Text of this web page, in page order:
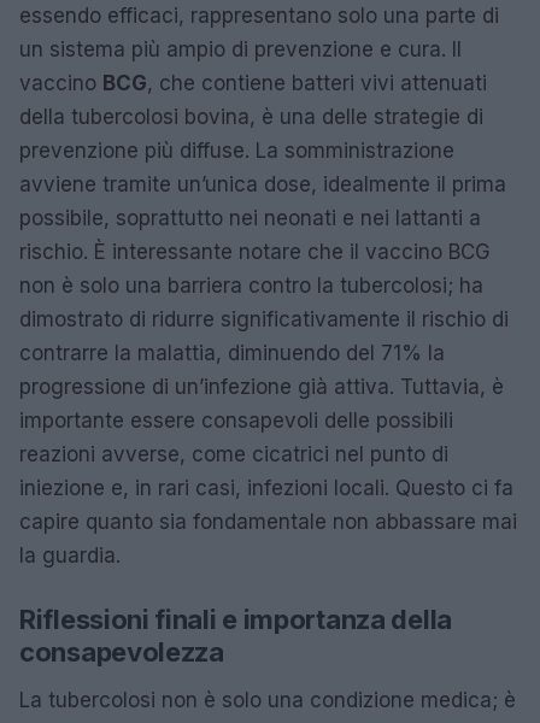
essendo efficaci, rappresentano solo una parte di
un sistema più ampio di prevenzione e cura. Il
vaccino BCG, che contiene batteri vivi attenuati
della tubercolosi bovina, è una delle strategie di
prevenzione più diffuse. La somministrazione
avviene tramite un’unica dose, idealmente il prima
possibile, soprattutto nei neonati e nei lattanti a
rischio. È interessante notare che il vaccino BCG
non è solo una barriera contro la tubercolosi; ha
dimostrato di ridurre significativamente il rischio di
contrarre la malattia, diminuendo del 71% la
progressione di un’infezione già attiva. Tuttavia, è
importante essere consapevoli delle possibili
reazioni avverse, come cicatrici nel punto di
iniezione e, in rari casi, infezioni locali. Questo ci fa
capire quanto sia fondamentale non abbassare mai
la guardia.
Riflessioni finali e importanza della
consapevolezza
La tubercolosi non è solo una condizione medica; è